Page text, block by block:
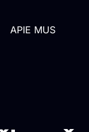
APIE MUS